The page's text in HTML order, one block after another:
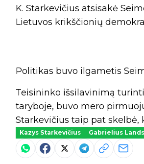
K. Starkevičius atsisakė
Lietuvos krikščionių
Politikas buvo ilgametis
Teisininko išsilavinimą
taryboje, buvo mero
Starkevičius taip pat skelbė,
Kazys Starkevičius Gabrielius